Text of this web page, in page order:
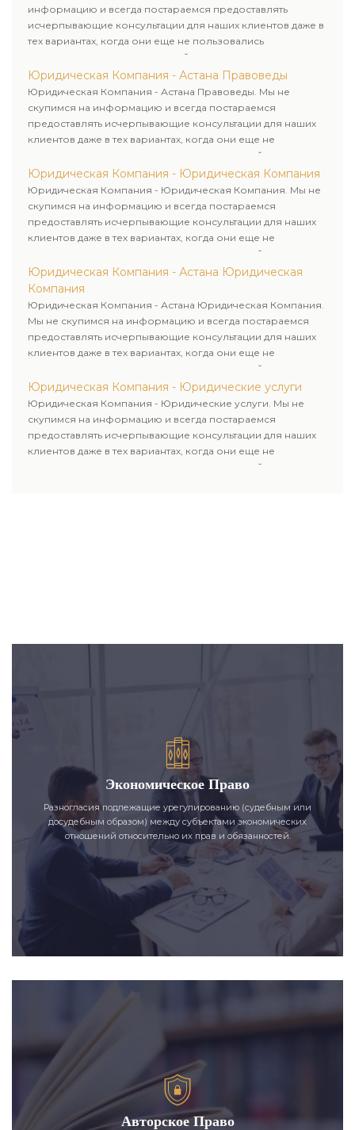
информацию и всегда постараемся предоставлять
исчерпывающие консультации для наших клиентов даже в
тех вариантах, когда они еще не пользовались
юридическими услугами нашей компании.
Юридическая Компания - Астана Правоведы
Юридическая Компания - Астана Правоведы. Мы не
скупимся на информацию и всегда постараемся
предоставлять исчерпывающие консультации для наших
клиентов даже в тех вариантах, когда они еще не
пользовались юридическими услугами нашей компании.
Юридическая Компания - Юридическая Компания
Юридическая Компания - Юридическая Компания. Мы не
скупимся на информацию и всегда постараемся
предоставлять исчерпывающие консультации для наших
клиентов даже в тех вариантах, когда они еще не
пользовались юридическими услугами нашей компании.
Юридическая Компания - Астана Юридическая
Компания
Юридическая Компания - Астана Юридическая Компания.
Мы не скупимся на информацию и всегда постараемся
предоставлять исчерпывающие консультации для наших
клиентов даже в тех вариантах, когда они еще не
пользовались юридическими услугами нашей компании.
Юридическая Компания - Юридические услуги
Юридическая Компания - Юридические услуги. Мы не
скупимся на информацию и всегда постараемся
предоставлять исчерпывающие консультации для наших
клиентов даже в тех вариантах, когда они еще не
пользовались юридическими услугами нашей компании.
Экономическое Право
Разногласия подлежащие урегулированию (судебным или
досудебным образом) между субъектами экономических
отношений относительно их прав и обязанностей.
Авторское Право